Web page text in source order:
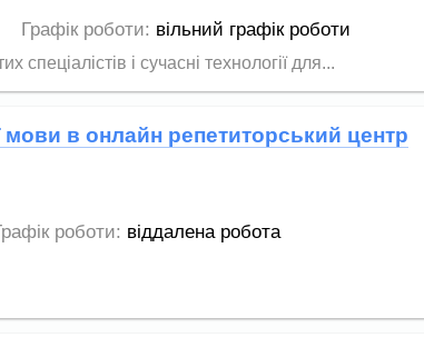
Графік роботи: вільний графік роботи
і сучасні технології для...
мови в онлайн репетиторський центр
роботи: віддалена робота